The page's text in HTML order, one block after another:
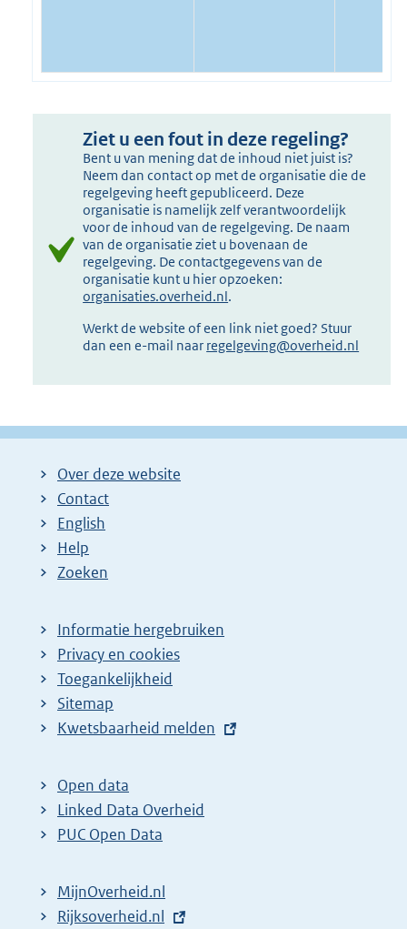
Ziet u een fout in deze regeling?
Bent u van mening dat de inhoud niet juist is?
Neem dan contact op met de organisatie die de
regelgeving heeft gepubliceerd. Deze
organisatie is namelijk zelf verantwoordelijk
voor de inhoud van de regelgeving. De naam
van de organisatie ziet u bovenaan de
regelgeving. De contactgegevens van de
organisatie kunt u hier opzoeken:
organisaties.overheid.nl.
Werkt de website of een link niet goed? Stuur
dan een e-mail naar regelgeving@overheid.nl
Over deze website
Contact
English
Help
Zoeken
Informatie hergebruiken
Privacy en cookies
Toegankelijkheid
Sitemap
E
t
e
r
l
i
Kwetsbaarheid melden
Open data
Linked Data Overheid
PUC Open Data
MijnOverheid.nl
E
Rijksoverheid.nl